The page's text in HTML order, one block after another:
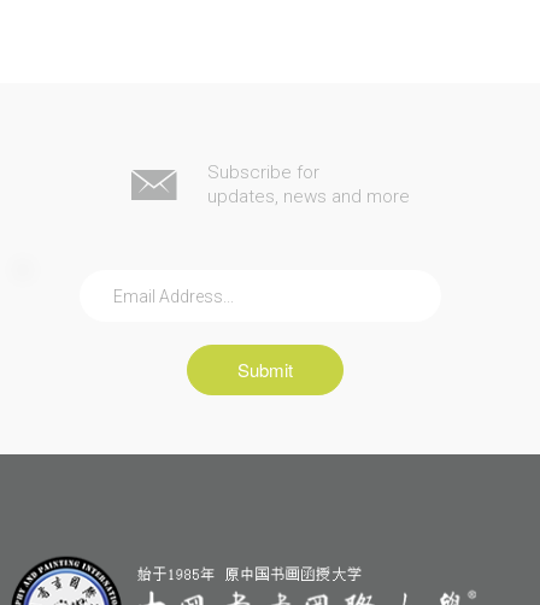
Subscribe for
updates, news and more
Submit